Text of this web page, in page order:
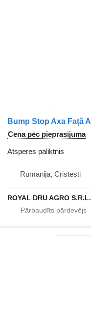
Cena pēc pieprasījuma
Atsperes paliktnis
Rumānija, Cristesti
ROYAL DRU AGRO S.R.L.